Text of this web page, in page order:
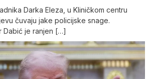
Darka Eleza, u Kliničkom centru
čuvaju jake policijske snage.
Dabić je ranjen […]